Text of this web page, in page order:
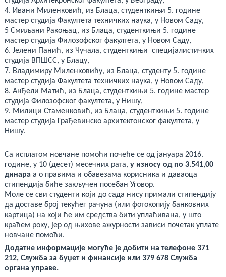
4. Ивани Миленковић, из Блаца, студенткињи 5. године
мастер студија Факултета техничких наука, у Новом Саду,
5 Смиљани Ракоњац, из Блаца, студенткињи 5. године
мастер студија Филозофског факултета, у Новом Саду,
6. Јелени Панић, из Чучала, студенткињи специјалистичких
студија ВПШСС, у Блацу,
7. Владимиру Миленковићу, из Блаца, студенту 5. године
мастер студија Факултета техничких наука, у Новом Саду,
8. Анђели Матић, из Блаца, студенткињи 5. године мастер
студија Филозофског факултета, у Нишу,
9. Милици Стаменковић, из Блаца, студенткињи 5. године
мастер студија Грађевинско архитектонског факултета, у
Нишу.
Са исплатом новчане помоћи почеће се од јануара 2016.
године, у 10 (десет) месечних рата,у износу од по 3.541,00
динара а о правима и обавезама корисника и даваоца
стипендија биће закључен посебан Уговор.
Моле се сви студенти који до сада нису примали стипендију
да доставе број текућег рачуна (или фотокопију банковних
картица) на који ће им средства бити уплаћивана, у што
краћем року, јер од њихове ажурности зависи почетак уплате
новчане помоћи.
Додатне информације могуће је добити на телефоне 371
212, Служба за буџет и финансије или 379 678 Служба
органа управе.